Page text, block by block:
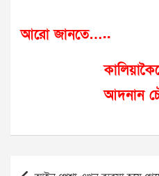
আরো জানতে…..
আদনান
Post